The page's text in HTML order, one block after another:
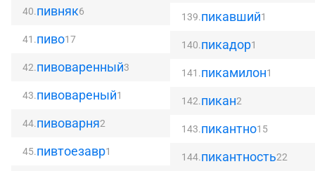
40.пивняк6
41.пиво17
42.пивоваренный3
43.пивовареный1
44.пивоварня2
45.пивтоезавр1
139.пикавший1
140.пикадор1
141.пикамилон1
142.пикан2
143.пикантно15
144.пикантность22